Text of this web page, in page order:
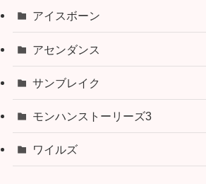
アイスボーン
アセンダンス
サンブレイク
モンハンストーリーズ3
ワイルズ